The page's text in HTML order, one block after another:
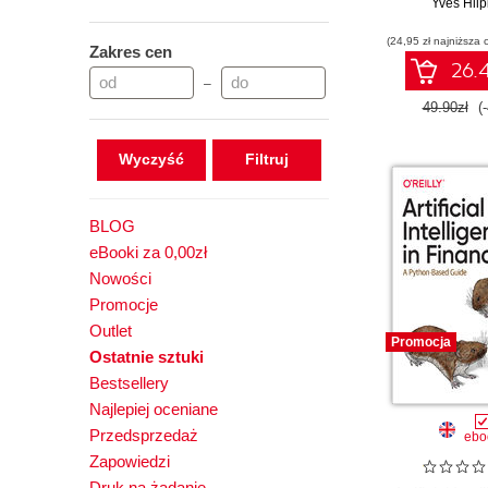
Zakres cen
–
Wyczyść
BLOG
eBooki za 0,00zł
Nowości
Promocje
Outlet
Ostatnie sztuki
Bestsellery
Najlepiej oceniane
Przedsprzedaż
Zapowiedzi
Yves
(24,95 zł najniższa
49.90zł
Promocja